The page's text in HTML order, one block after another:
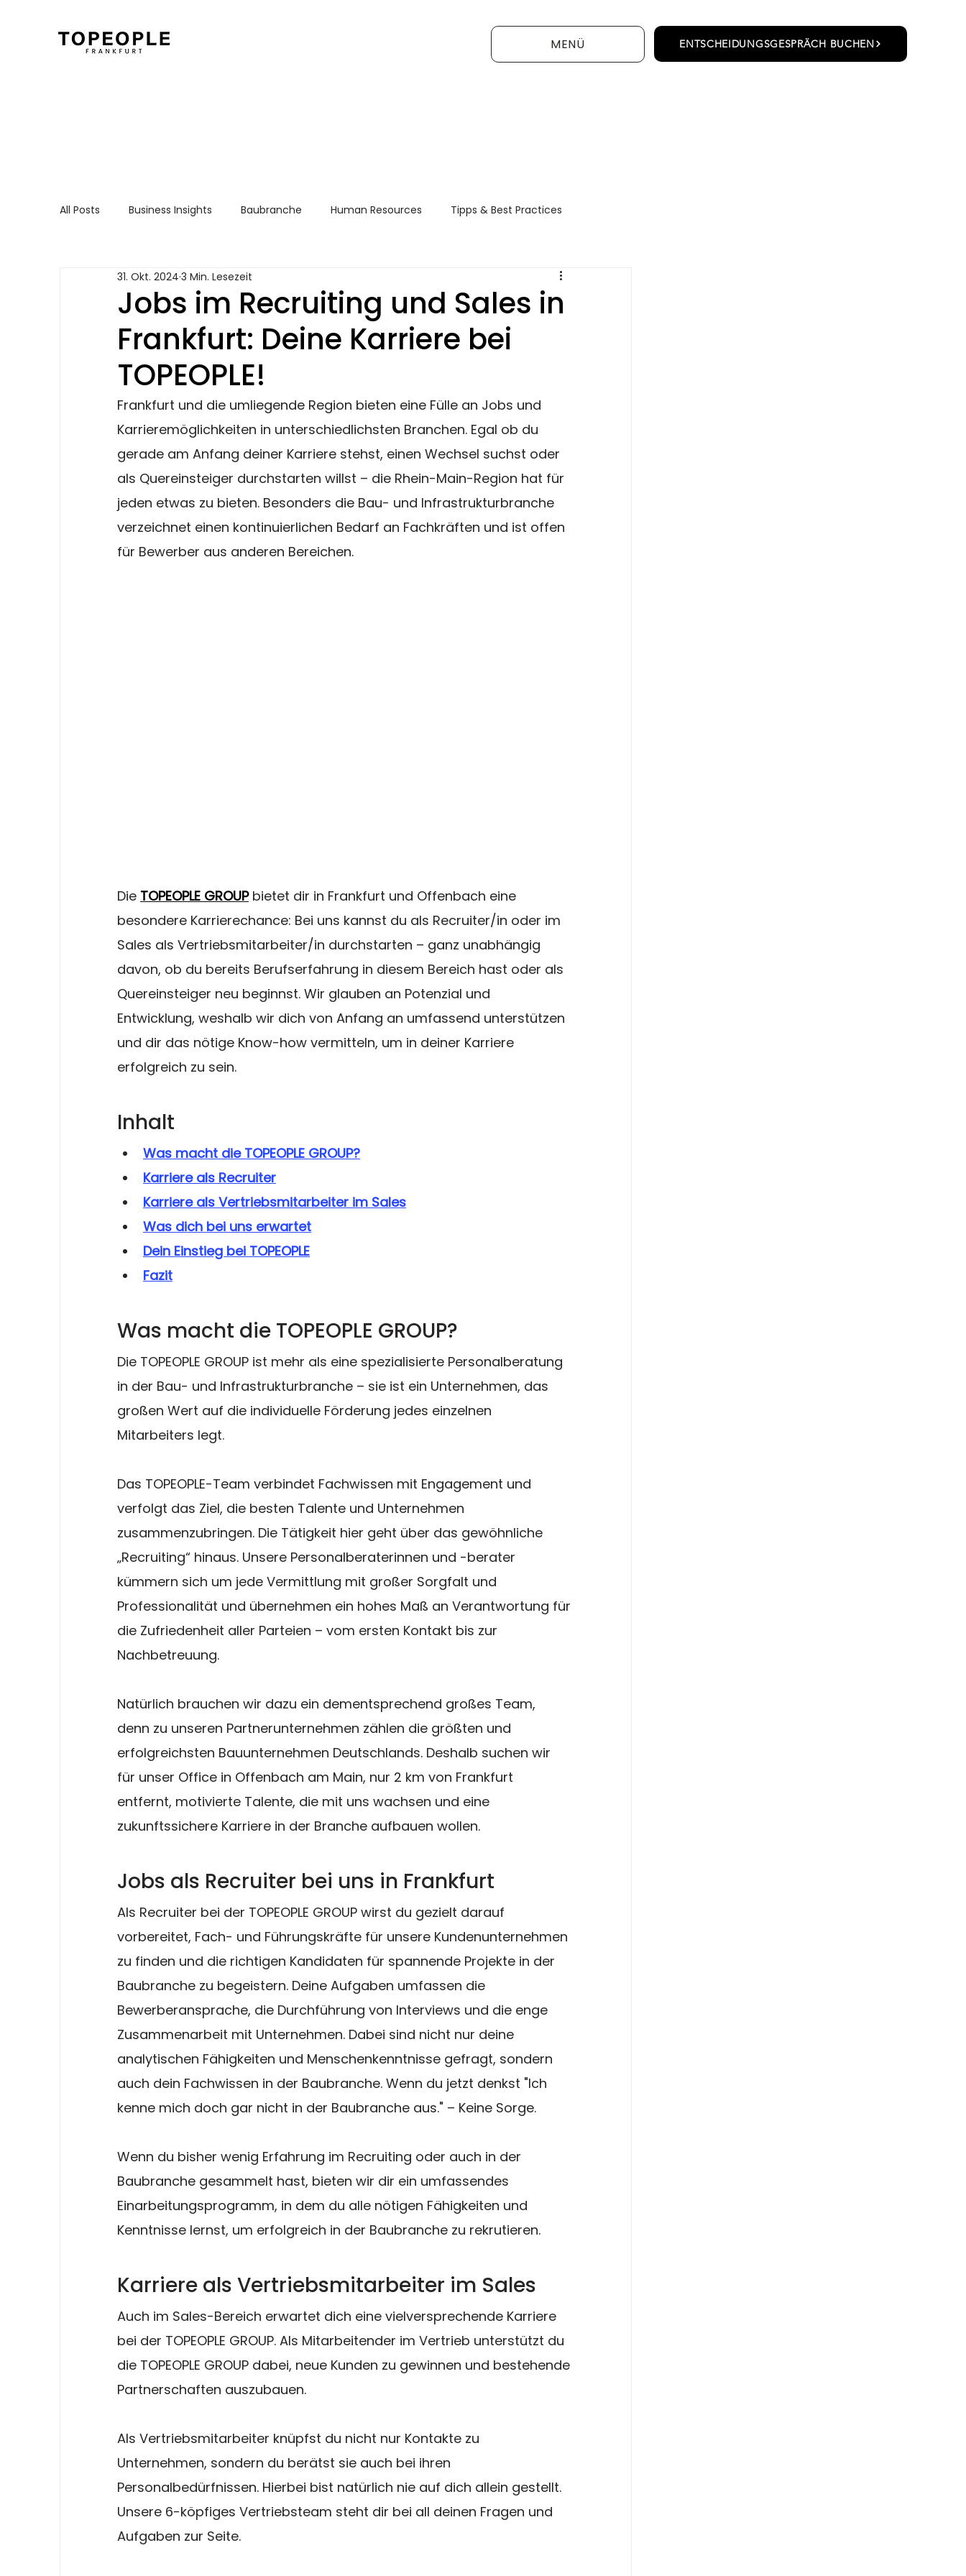
MENÜ ENTSCHEIDUNGSGESPRÄCH BUCHEN
All Posts Business Insights Baubranche Human Resources Tipps & Best Practices
Jobs im Recruiting und Sales in
Frankfurt: Deine Karriere bei
TOPEOPLE!
31. Okt. 2024 3 Min. Lesezeit
Frankfurt und die umliegende Region bieten eine Fülle an Jobs und
Karrieremöglichkeiten in unterschiedlichsten Branchen. Egal ob du
gerade am Anfang deiner Karriere stehst, einen Wechsel suchst oder
als Quereinsteiger durchstarten willst – die Rhein-Main-Region hat für
jeden etwas zu bieten. Besonders die Bau- und Infrastrukturbranche
verzeichnet einen kontinuierlichen Bedarf an Fachkräften und ist offen
für Bewerber aus anderen Bereichen.
Die TOPEOPLE GROUP bietet dir in Frankfurt und Offenbach eine
besondere Karrierechance: Bei uns kannst du als Recruiter/in oder im
Sales als Vertriebsmitarbeiter/in durchstarten – ganz unabhängig
davon, ob du bereits Berufserfahrung in diesem Bereich hast oder als
Quereinsteiger neu beginnst. Wir glauben an Potenzial und
Entwicklung, weshalb wir dich von Anfang an umfassend unterstützen
und dir das nötige Know-how vermitteln, um in deiner Karriere
erfolgreich zu sein.
Inhalt
Was macht die TOPEOPLE GROUP?
Karriere als Recruiter
Karriere als Vertriebsmitarbeiter im Sales
Was dich bei uns erwartet
Dein Einstieg bei TOPEOPLE
Fazit
Was macht die TOPEOPLE GROUP?
Die TOPEOPLE GROUP ist mehr als eine spezialisierte Personalberatung
in der Bau- und Infrastrukturbranche – sie ist ein Unternehmen, das
großen Wert auf die individuelle Förderung jedes einzelnen
Mitarbeiters legt.
Das TOPEOPLE-Team verbindet Fachwissen mit Engagement und
verfolgt das Ziel, die besten Talente und Unternehmen
zusammenzubringen. Die Tätigkeit hier geht über das gewöhnliche
„Recruiting“ hinaus. Unsere Personalberaterinnen und -berater
kümmern sich um jede Vermittlung mit großer Sorgfalt und
Professionalität und übernehmen ein hohes Maß an Verantwortung für
die Zufriedenheit aller Parteien – vom ersten Kontakt bis zur
Nachbetreuung.
Natürlich brauchen wir dazu ein dementsprechend großes Team,
denn zu unseren Partnerunternehmen zählen die größten und
erfolgreichsten Bauunternehmen Deutschlands. Deshalb suchen wir
für unser Office in Offenbach am Main, nur 2 km von Frankfurt
entfernt, motivierte Talente, die mit uns wachsen und eine
zukunftssichere Karriere in der Branche aufbauen wollen.
Jobs als Recruiter bei uns in Frankfurt
Als Recruiter bei der TOPEOPLE GROUP wirst du gezielt darauf
vorbereitet, Fach- und Führungskräfte für unsere Kundenunternehmen
zu finden und die richtigen Kandidaten für spannende Projekte in der
Baubranche zu begeistern. Deine Aufgaben umfassen die
Bewerberansprache, die Durchführung von Interviews und die enge
Zusammenarbeit mit Unternehmen. Dabei sind nicht nur deine
analytischen Fähigkeiten und Menschenkenntnisse gefragt, sondern
auch dein Fachwissen in der Baubranche. Wenn du jetzt denkst "Ich
kenne mich doch gar nicht in der Baubranche aus." – Keine Sorge.
Wenn du bisher wenig Erfahrung im Recruiting oder auch in der
Baubranche gesammelt hast, bieten wir dir ein umfassendes
Einarbeitungsprogramm, in dem du alle nötigen Fähigkeiten und
Kenntnisse lernst, um erfolgreich in der Baubranche zu rekrutieren.
Karriere als Vertriebsmitarbeiter im Sales
Auch im Sales-Bereich erwartet dich eine vielversprechende Karriere
bei der TOPEOPLE GROUP. Als Mitarbeitender im Vertrieb unterstützt du
die TOPEOPLE GROUP dabei, neue Kunden zu gewinnen und bestehende
Partnerschaften auszubauen.
Als Vertriebsmitarbeiter knüpfst du nicht nur Kontakte zu
Unternehmen, sondern du berätst sie auch bei ihren
Personalbedürfnissen. Hierbei bist natürlich nie auf dich allein gestellt.
Unsere 6-köpfiges Vertriebsteam steht dir bei all deinen Fragen und
Aufgaben zur Seite.